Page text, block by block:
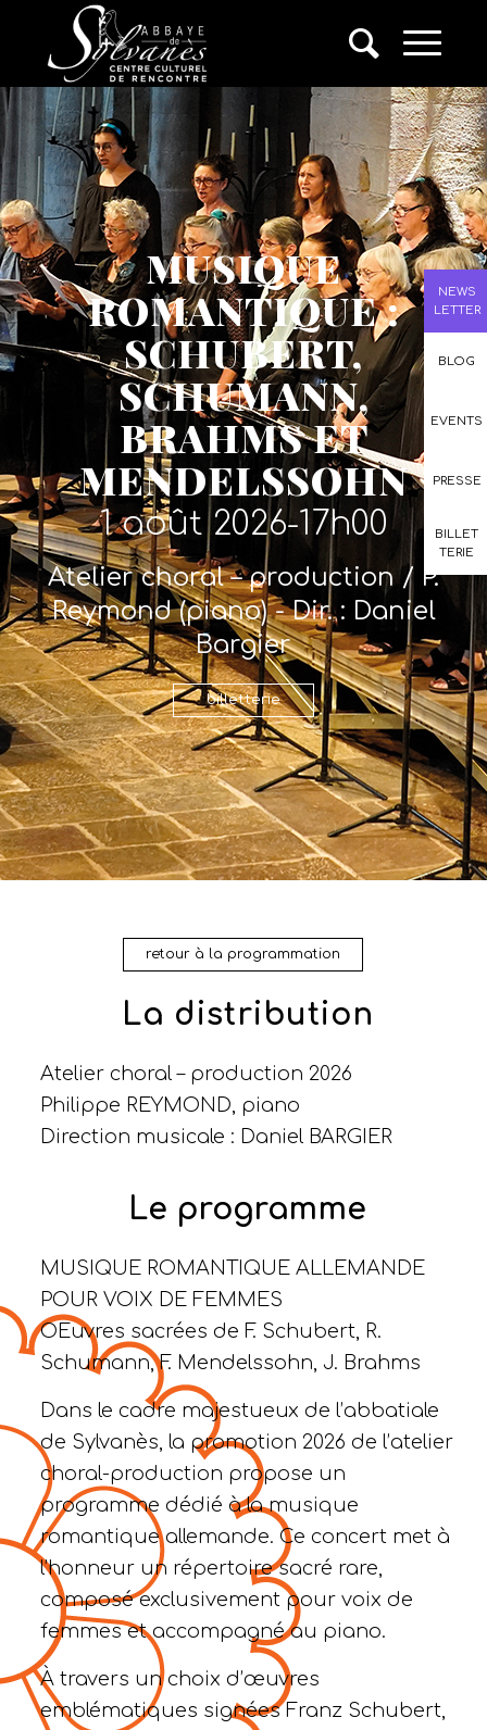
NEWS
LETTER
BLOG
EVENTS
PRESSE
BILLET
TERIE
MUSIQUE
ROMANTIQUE :
SCHUBERT,
SCHUMANN,
BRAHMS ET
MENDELSSOHN
1 août 2026-17h00
Atelier choral – production / P.
Reymond (piano) - Dir. : Daniel
Bargier
billetterie
retour à la programmation
La distribution
Atelier choral – production 2026
Philippe REYMOND, piano
Direction musicale : Daniel BARGIER
Le programme
MUSIQUE ROMANTIQUE ALLEMANDE
POUR VOIX DE FEMMES
OEuvres sacrées de F. Schubert, R.
Schumann, F. Mendelssohn, J. Brahms
Dans le cadre majestueux de l’abbatiale
de Sylvanès, la promotion 2026 de l’atelier
choral-production propose un
programme dédié à la musique
romantique allemande. Ce concert met à
l’honneur un répertoire sacré rare,
composé exclusivement pour voix de
femmes et accompagné au piano.
À travers un choix d’œuvres
emblématiques signées Franz Schubert,